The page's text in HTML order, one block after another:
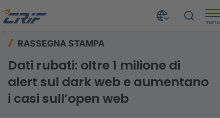
menu
RASSEGNA STAMPA
Dati rubati: oltre 1 milione di
alert sul dark web e aumentano
i casi sull’open web